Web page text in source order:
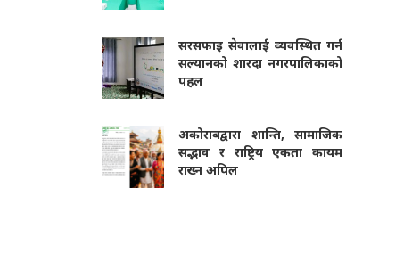
सरसफाइ सेवालाई व्यवस्थित गर्न
सल्यानको शारदा नगरपालिकाको
पहल
अकोराबद्वारा शान्ति, सामाजिक
सद्भाव र राष्ट्रिय एकता कायम
राख्न अपिल